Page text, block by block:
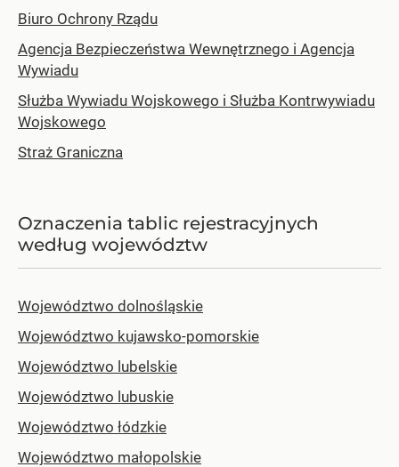
Biuro Ochrony Rządu
Agencja Bezpieczeństwa Wewnętrznego i Agencja
Wywiadu
Służba Wywiadu Wojskowego i Służba Kontrwywiadu
Wojskowego
Straż Graniczna
Oznaczenia tablic rejestracyjnych
według województw
Województwo dolnośląskie
Województwo kujawsko-pomorskie
Województwo lubelskie
Województwo lubuskie
Województwo łódzkie
Województwo małopolskie